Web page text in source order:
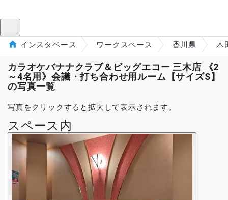
インスタベース ワークスペース 香川県 木
カラオケバナナクラブ＆ビッグエコー 三木店 《2
～4名用》会議・打ち合わせ用ルーム【サイズS】
の写真一覧
写真をクリックすると拡大して表示されます。
スペース内